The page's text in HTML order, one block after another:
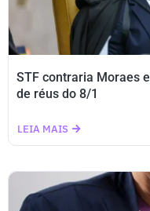
STF contraria Moraes
de réus do 8/1
LEIA MAIS